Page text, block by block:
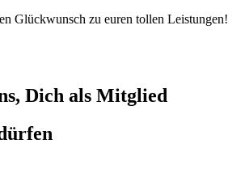
Glückwunsch zu euren tollen Leistungen!
Dich als Mitglied